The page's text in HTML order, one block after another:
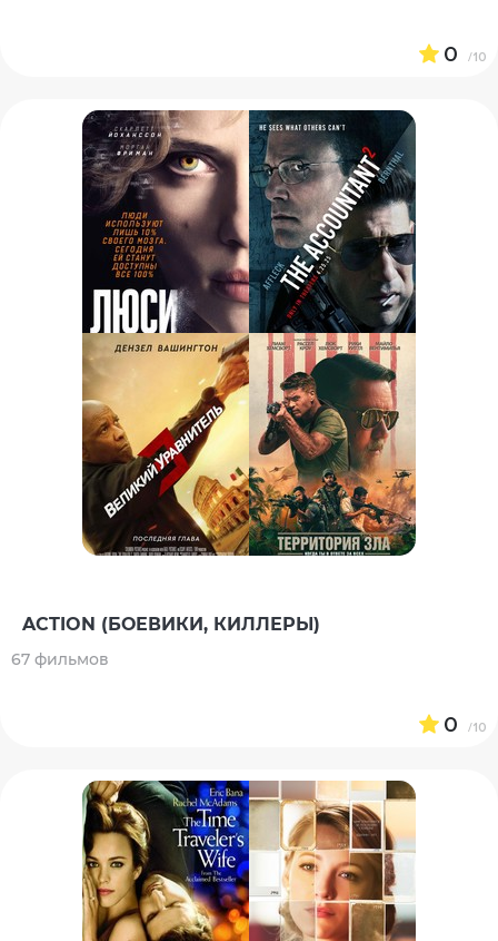
0 /10
ACTION (БОЕВИКИ, КИЛЛЕРЫ)
67 фильмов
0 /10